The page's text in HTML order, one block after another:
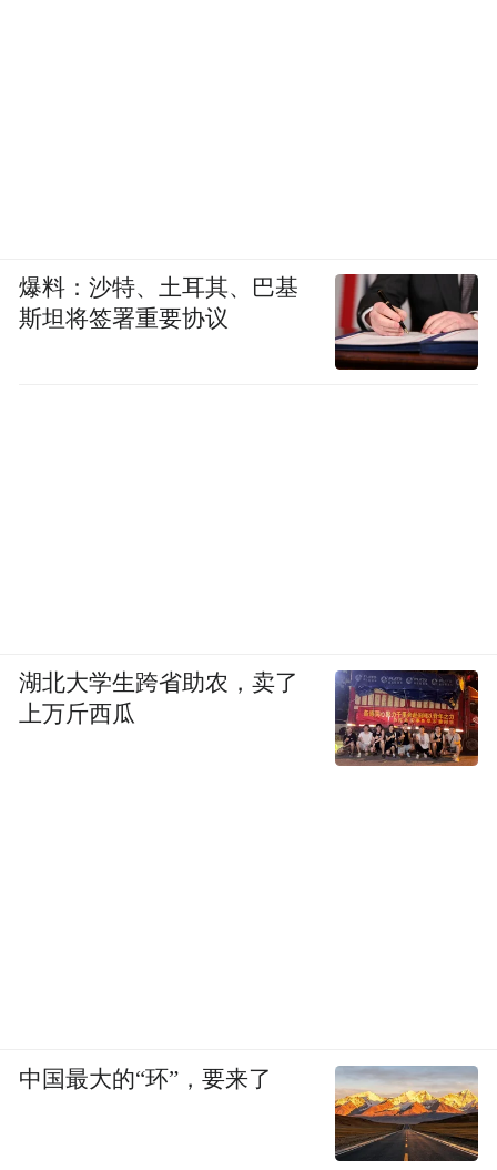
爆料：沙特、土耳其、巴基
斯坦将签署重要协议
湖北大学生跨省助农，卖了
上万斤西瓜
中国最大的“环”，要来了